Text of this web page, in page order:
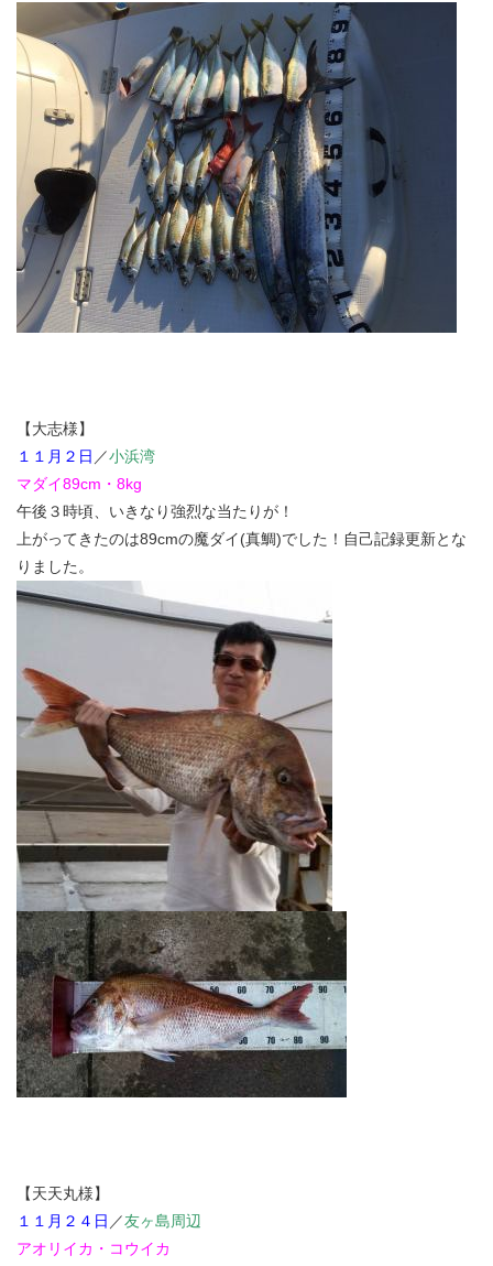
【大志様】
１１月２日 ／小浜湾
マダイ89cm・8kg
午後３時頃、いきなり強烈な当たりが！
上がってきたのは89cmの魔ダイ(真鯛)でした！自己記録更新とな
りました。
【天天丸様】
１１月２４日 ／友ヶ島周辺
アオリイカ・コウイカ